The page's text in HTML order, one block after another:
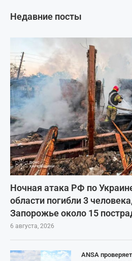
Недавние посты
Ночная атака РФ по
области погибли 3
Запорожье около 15
6 августа, 2026
ANSA